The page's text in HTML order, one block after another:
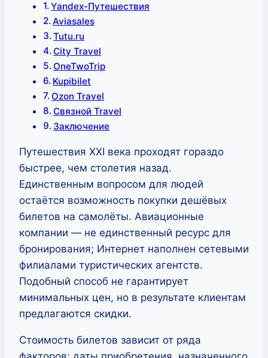
Yandex-Путешествия
Aviasales
Tutu.ru
City Travel
OneTwoTrip
Kupibilet
Ozon Travel
Связной Travel
Заключение
Путешествия XXI века проходят гораздо
быстрее, чем столетия назад.
Единственным вопросом для людей
остаётся возможность покупки дешёвых
билетов на самолёты. Авиационные
компании — не единственный ресурс для
бронирования; Интернет наполнен сетевыми
филиалами туристических агентств.
Подобный способ не гарантирует
минимальных цен, но в результате клиентам
предлагаются скидки.
Стоимость билетов зависит от ряда